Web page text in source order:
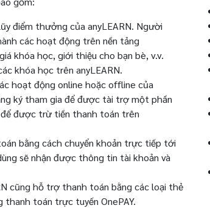
điểm thưởng của anyLEARN. Người
các hoạt động trên nền tảng
khóa học, giới thiệu cho bạn bè, v.v.
khóa học trên anyLEARN.
hoạt động online hoặc offline của
ký tham gia để được tài trợ một phần
được trừ tiền thanh toán trên
bằng cách chuyển khoản trực tiếp tới
sẽ nhận được thông tin tài khoản và
cũng hỗ trợ thanh toán bằng các loại thẻ
toán trực tuyến OnePAY.